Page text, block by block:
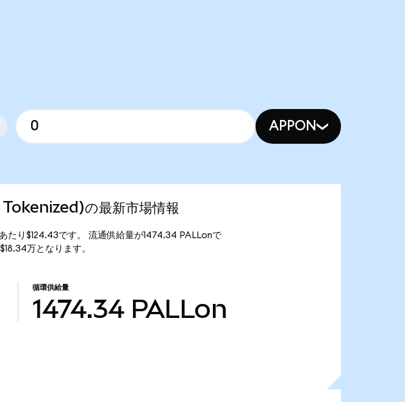
APPON
の最新市場情報
たり$124.43です。 流通供給量が1474.34 PALLonで
万となります。
循環供給量
1474.34 PALLon